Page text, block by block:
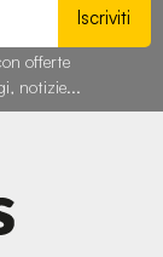
Iscriviti
offerte
notizie...